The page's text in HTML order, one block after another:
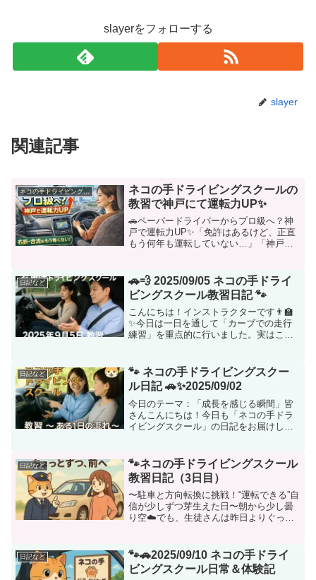
slayerをフォローする
slayer
関連記事
ネコの手ドライビングスクールについて
ネコの手ドライビングスクールの
教習で神戸にて運転力UP✨
🚗ペーパードライバーからプロ級へ？神
戸で運転力UP✨「免許はあるけど、正直
もう何年も運転していない…」「神戸の
ードライバーあるある、あなたも思い当
たりませんか？神戸は✔...
日記など
🚗💨 2025/09/05 ネコの手ドライ
ビングスクール教習日記 🐾
こんにちは！インストラクターです👨‍🏫
✨今日は一日を通して「カーブでの走行
練習」を重点的に行いました。実はこの
す🌀。なぜかというと…多くの方が 直線
では落ち着いて運転で...
日記など
🐾 ネコの手ドライビングスクー
ル日記 🚗✨2025/09/02
今日のテーマ：「成長を感じる瞬間」皆
さんこんにちは！今日も「ネコの手ドラ
イビングスクール」の日記をお届けしま
分たちにとっても成長の記録。読んでく
ださる方に少しでも「運転...
日記など
🐾ネコの手ドライビングスクール
教習日記（3日目）
〜駐車と方向転換に挑戦！“運転できる”自
信が少しずつ芽生えた日〜朝から少し曇
り空☁️でも、生徒さんは昨日よりぐっと
車」と「方向転換」 にチャレンジする
日。路上を走るだけ...
日記など
🐾🚗2025/09/10 ネコの手ドライ
ビングスクール日常＆体験記